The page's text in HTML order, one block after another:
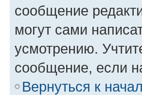
сообщение
могут сами
усмотрению.
сообщение, если
Вернуться к